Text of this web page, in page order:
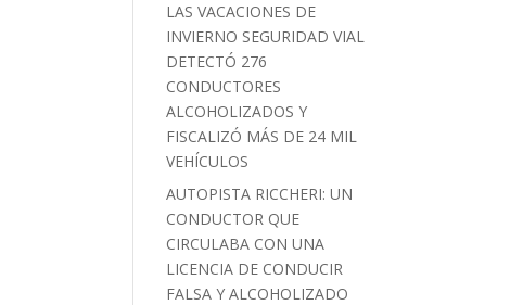
LAS VACACIONES DE
INVIERNO SEGURIDAD VIAL
DETECTÓ 276
CONDUCTORES
ALCOHOLIZADOS Y
FISCALIZÓ MÁS DE 24 MIL
VEHÍCULOS
AUTOPISTA RICCHERI: UN
CONDUCTOR QUE
CIRCULABA CON UNA
LICENCIA DE CONDUCIR
FALSA Y ALCOHOLIZADO